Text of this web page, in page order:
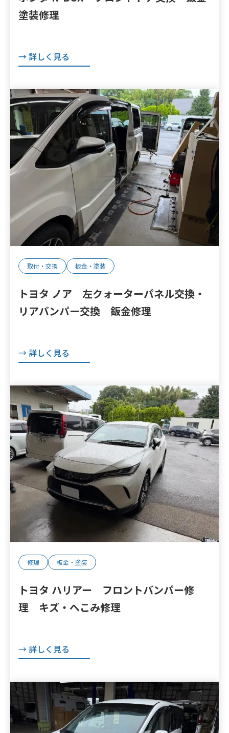
塗装修理
→ 詳しく見る
取付・交換 板金・塗装
トヨタ ノア 左クォーターパネル交換・
リアバンパー交換 鈑金修理
→ 詳しく見る
修理 板金・塗装
トヨタ ハリアー フロントバンパー修
理 キズ・へこみ修理
→ 詳しく見る